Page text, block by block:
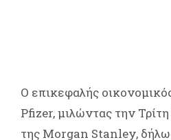
Ο επικεφαλής
Pfizer, μιλώντας την
της Morgan Stanley,